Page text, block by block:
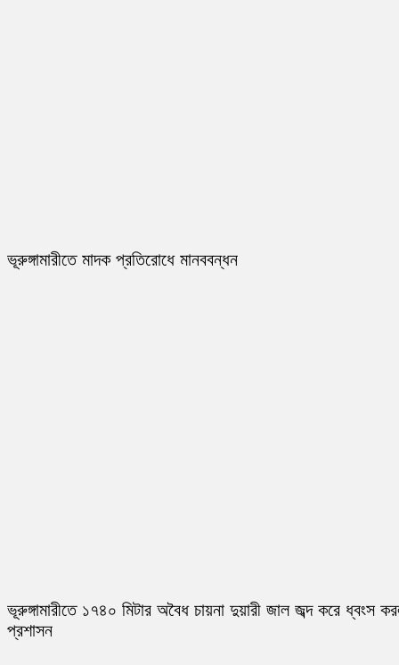
ভূরুঙ্গামারীতে মাদক প্রতিরোধে মানববন্ধন
ভূরুঙ্গামারীতে ১৭৪০ মিটার অবৈধ চায়না দুয়ারী জাল জব্দ করে ধ্বংস
প্রশাসন